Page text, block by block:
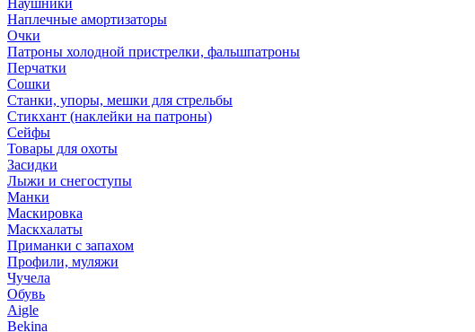
Наушники
Наплечные амортизаторы
Очки
Патроны холодной пристрелки, фальшпатроны
Перчатки
Сошки
Станки, упоры, мешки для стрельбы
Стикхант (наклейки на патроны)
Сейфы
Товары для охоты
Засидки
Лыжи и снегоступы
Манки
Маскировка
Маскхалаты
Приманки с запахом
Профили, муляжи
Чучела
Обувь
Aigle
Bekina